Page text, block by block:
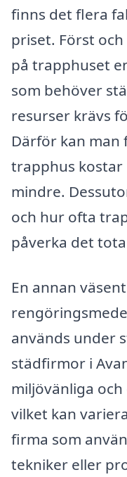
finns det flera
priset. Först
på trapphuset
som behöver
resurser krävs
Därför kan
trapphus
mindre.
och hur ofta
påverka det
En annan
används under
städfirmor i
miljövänliga
vilket kan
firma som
tekniker eller